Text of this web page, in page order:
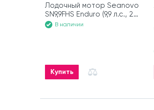
Лодочный мотор Seanovo
SN9,9FHS Enduro (9,9 л.с., 2
такта)
В наличии
Купить